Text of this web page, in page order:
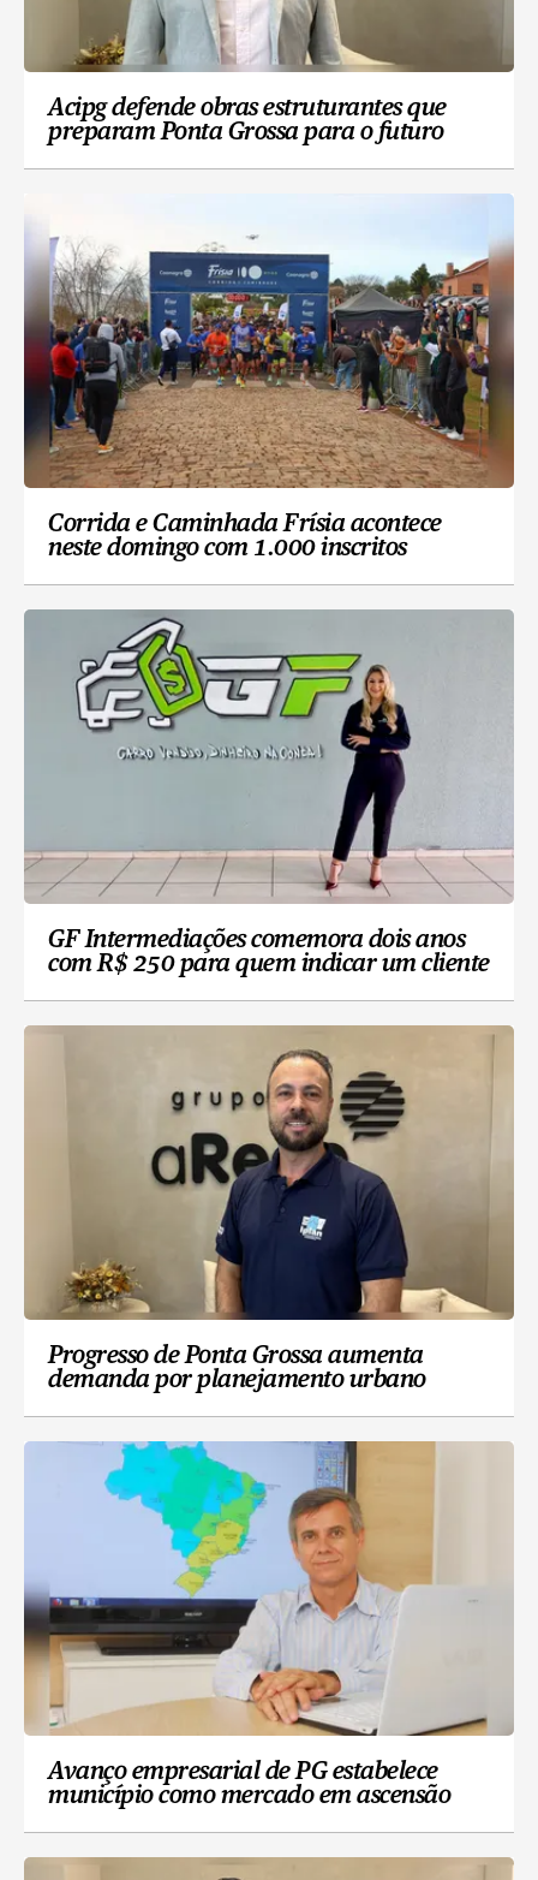
Acipg defende obras estruturantes que
preparam Ponta Grossa para o futuro
Corrida e Caminhada Frísia acontece
neste domingo com 1.000 inscritos
GF Intermediações comemora dois anos
com R$ 250 para quem indicar um cliente
Progresso de Ponta Grossa aumenta
demanda por planejamento urbano
Avanço empresarial de PG estabelece
município como mercado em ascensão